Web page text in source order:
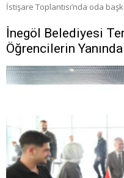
İstişare Toplantısı’nda oda
İnegöl Belediyesi
Öğrencilerin Yanında